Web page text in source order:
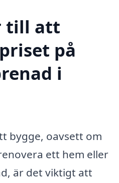
till att
på
i
bygge, oavsett om
ett hem eller
är det viktigt att